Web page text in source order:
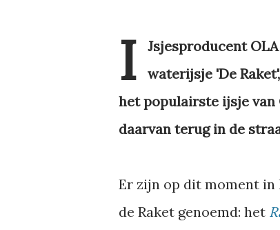
I
Jsjesproducent
waterijsje 'De
het populairste ijsje van
daarvan terug in de
Er zijn op dit moment
de Raket genoemd: het